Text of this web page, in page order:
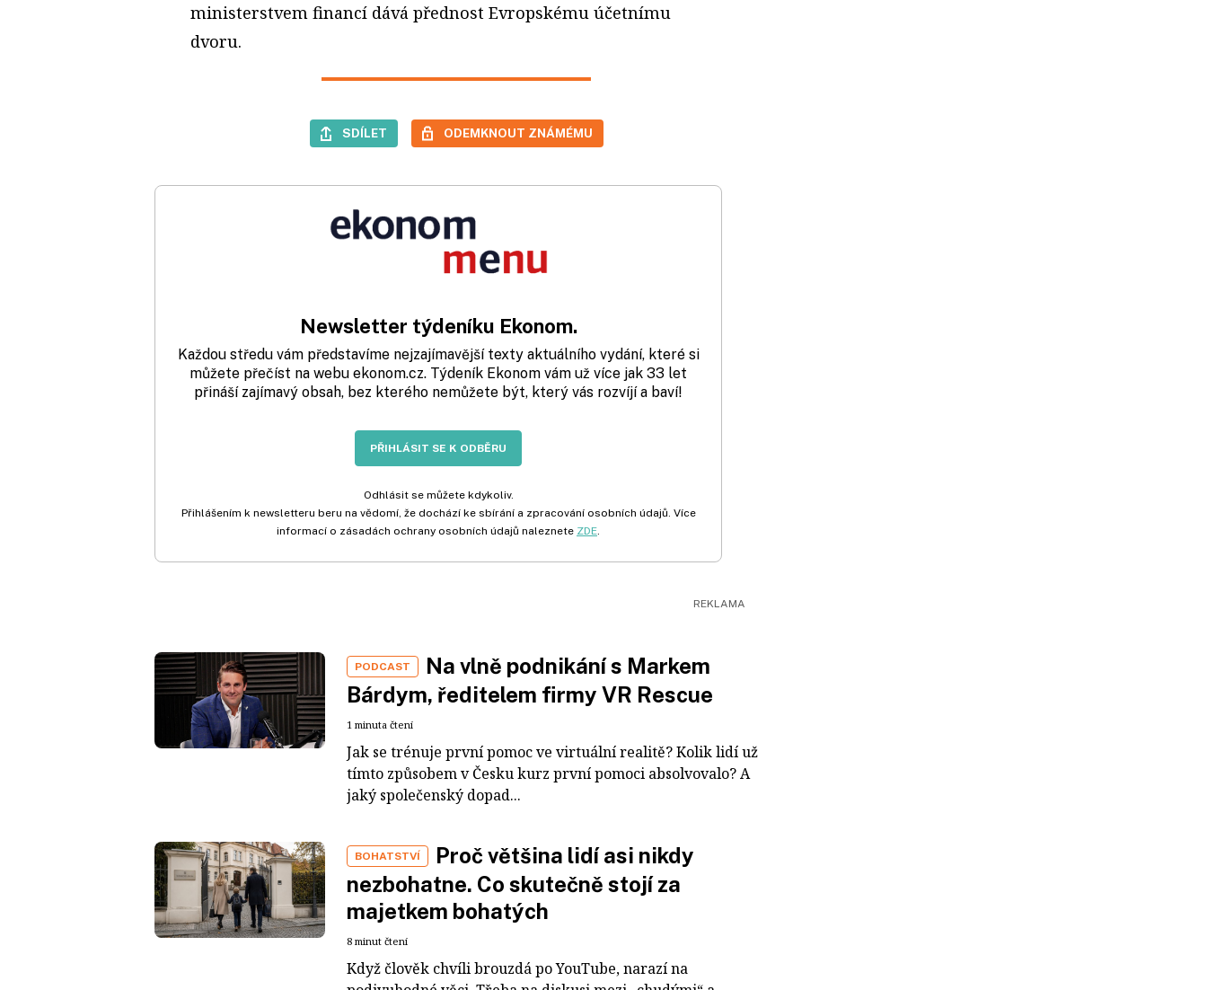
ministerstvem financí dává přednost Evropskému účetnímu
dvoru.
SDÍLET ODEMKNOUT ZNÁMÉMU
Newsletter týdeníku Ekonom.
Každou středu vám představíme nejzajímavější texty aktuálního vydání, které si
můžete přečíst na webu ekonom.cz. Týdeník Ekonom vám už více jak 33 let
přináší zajímavý obsah, bez kterého nemůžete být, který vás rozvíjí a baví!
PŘIHLÁSIT SE K ODBĚRU
Odhlásit se můžete kdykoliv.
Přihlášením k newsletteru beru na vědomí, že dochází ke sbírání a zpracování osobních údajů. Více
informací o zásadách ochrany osobních údajů naleznete ZDE
PODCAST
Na vlně podnikání s Markem
Bárdym, ředitelem firmy VR Rescue
1 minuta čtení
Jak se trénuje první pomoc ve virtuální realitě? Kolik lidí už
tímto způsobem v Česku kurz první pomoci absolvovalo? A
jaký společenský dopad...
BOHATSTVÍ
Proč většina lidí asi nikdy
nezbohatne. Co skutečně stojí za
majetkem bohatých
8 minut čtení
Když člověk chvíli brouzdá po YouTube, narazí na